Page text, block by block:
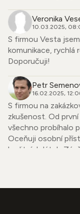
Veronika
10.03.2025,
S firmou Vesta
komunikace, rychlá
Doporučuji!
Petr
16.02.2025,
S firmou na
zkušenost. Od
všechno probíhalo
Oceňuji osobní
kvalitních látek.